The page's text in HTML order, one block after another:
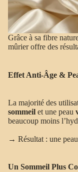
Grâce à sa fibre
mûrier offre des
Effet Anti-Âge &
La majorité des
sommeil et une peau
beaucoup moins
→ Résultat : une
Un Sommeil Plus